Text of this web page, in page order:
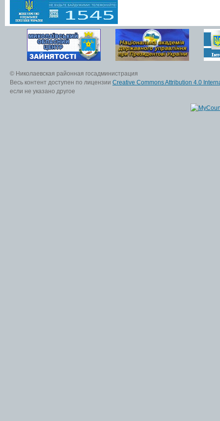
© Николаевская районная госадминистрация
Весь контент доступен по лицензии Creative Commons Attribution 4.0
если не указано другое